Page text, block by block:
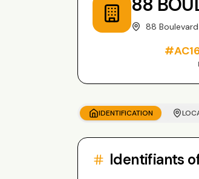
88
#
IDENTIFICATION
Identifiants